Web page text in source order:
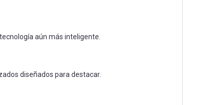
aún más inteligente.
diseñados para destacar.